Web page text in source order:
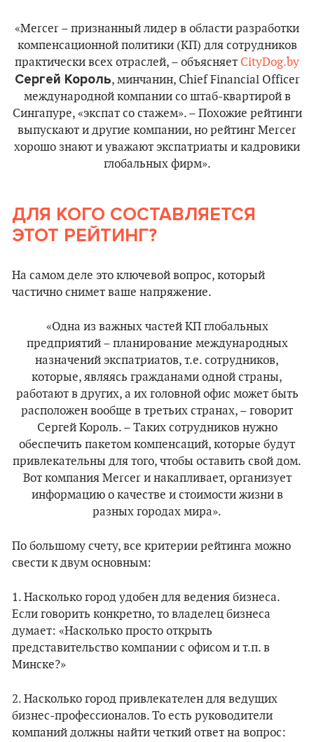
«Mercer – признанный лидер в области разработки
компенсационной политики (КП) для сотрудников
практически всех отраслей, – объясняет CityDog.by
Сергей Король, минчанин, Chief Financial Officer
международной компании со штаб-квартирой в
Сингапуре, «экспат со стажем». – Похожие рейтинги
выпускают и другие компании, но рейтинг Mercer
хорошо знают и уважают экспатриаты и кадровики
глобальных фирм».
ДЛЯ КОГО СОСТАВЛЯЕТСЯ
ЭТОТ РЕЙТИНГ?
На самом деле это ключевой вопрос, который
частично снимет ваше напряжение.
«Одна из важных частей КП глобальных
предприятий – планирование международных
назначений экспатриатов, т.е. сотрудников,
которые, являясь гражданами одной страны,
работают в других, а их головной офис может быть
расположен вообще в третьих странах, – говорит
Сергей Король. – Таких сотрудников нужно
обеспечить пакетом компенсаций, которые будут
привлекательны для того, чтобы оставить свой дом.
Вот компания Mercer и накапливает, организует
информацию о качестве и стоимости жизни в
разных городах мира».
По большому счету, все критерии рейтинга можно
свести к двум основным:
1. Насколько город удобен для ведения бизнеса.
Если говорить конкретно, то владелец бизнеса
думает: «Насколько просто открыть
представительство компании с офисом и т.п. в
Минске?»
2. Насколько город привлекателен для ведущих
бизнес-профессионалов. То есть руководители
компаний должны найти четкий ответ на вопрос: